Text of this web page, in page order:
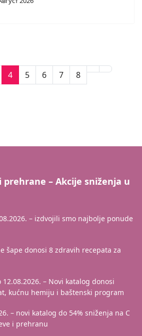
4 5 6 7 8
– Akcije sniženja u
– izdvojili smo najbolje ponude
šape donosi 8 zdravih recepata za
– Novi katalog donosi
kućnu hemiju i baštenski program
– novi katalog do 54% sniženja na C
i prehranu